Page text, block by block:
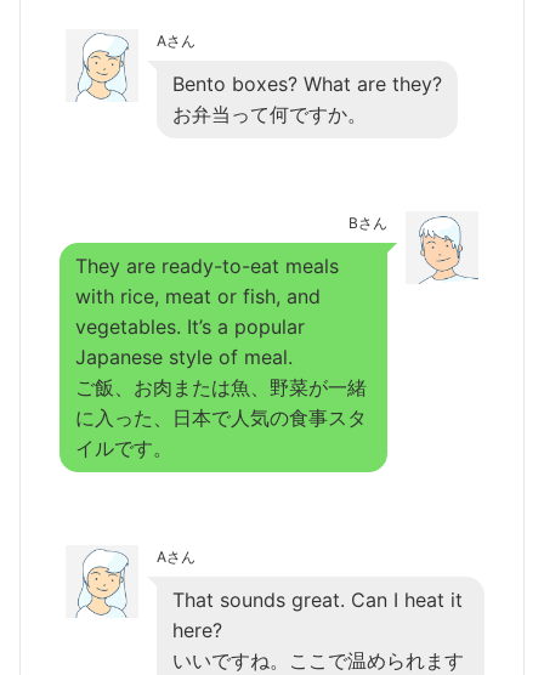
Aさん
Bento boxes? What are they?
お弁当って何ですか。
Bさん
They are ready-to-eat meals
with rice, meat or fish, and
vegetables. It’s a popular
Japanese style of meal.
ご飯、お肉または魚、野菜が一緒
に入った、日本で人気の食事スタ
イルです。
Aさん
That sounds great. Can I heat it
here?
いいですね。ここで温められます